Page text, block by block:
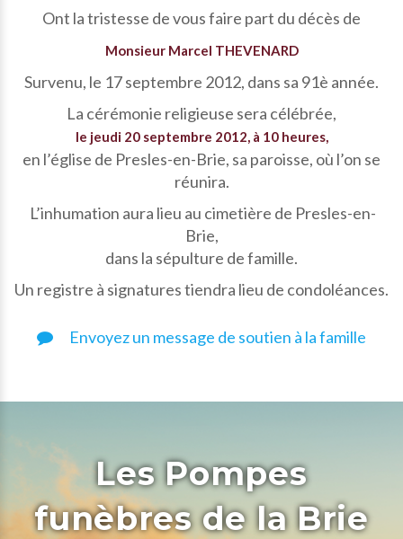
Ont la tristesse de vous faire part du décès de
Monsieur Marcel THEVENARD
Survenu, le 17 septembre 2012, dans sa 91è année.
La cérémonie religieuse sera célébrée,
le jeudi 20 septembre 2012, à 10 heures,
en l’église de Presles-en-Brie, sa paroisse, où l’on se
réunira.
L’inhumation aura lieu au cimetière de Presles-en-
Brie,
dans la sépulture de famille.
Un registre à signatures tiendra lieu de condoléances.
Envoyez un message de soutien à la famille
Les Pompes
funèbres de la Brie